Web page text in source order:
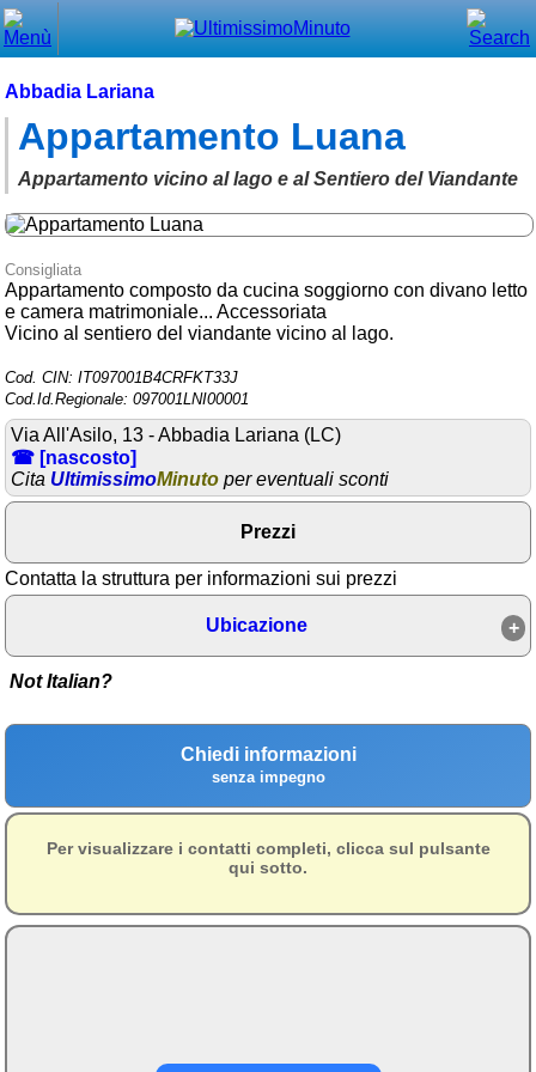
Abbadia Lariana
Appartamento Luana
Appartamento vicino al lago e al Sentiero del Viandante
Consigliata
Appartamento composto da cucina soggiorno con divano letto
e camera matrimoniale... Accessoriata
Vicino al sentiero del viandante vicino al lago.
Cod. CIN: IT097001B4CRFKT33J
Cod.Id.Regionale: 097001LNI00001
Via All'Asilo, 13 - Abbadia Lariana (LC)
☎ [nascosto]
Cita UltimissimoMinuto per eventuali sconti
Prezzi
Contatta la struttura per informazioni sui prezzi
Ubicazione
Not Italian?
Chiedi informazioni
senza impegno
Per visualizzare i contatti completi, clicca sul pulsante
qui sotto.
Menù principale
⌂ Home
🕐 Last Minute
🕐 First Minute
🔍 Cerca
Trova vicino a te
➕ Inserisci annuncio
Ottenere il CIN
Blog
Eventi e cose da vedere
Area riservata
Blog
≋ Mare